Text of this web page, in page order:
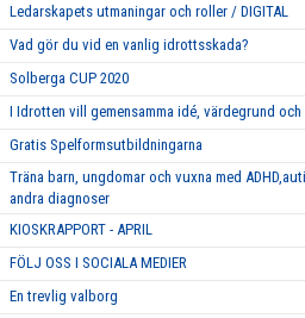
Ledarskapets utmaningar och roller / DIGITAL
Vad gör du vid en vanlig idrottsskada?
Solberga CUP 2020
I Idrotten vill gemensamma idé, värdegrund och
Gratis Spelformsutbildningarna
Träna barn, ungdomar och vuxna med
andra diagnoser
KIOSKRAPPORT - APRIL
FÖLJ OSS I SOCIALA MEDIER
En trevlig valborg